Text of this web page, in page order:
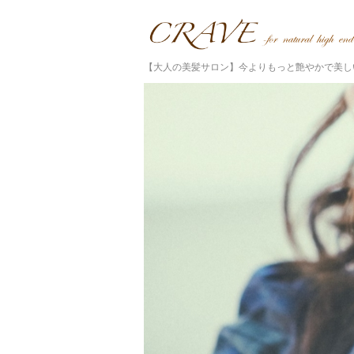
【大人の美髪サロン】今よりもっと艶やかで美